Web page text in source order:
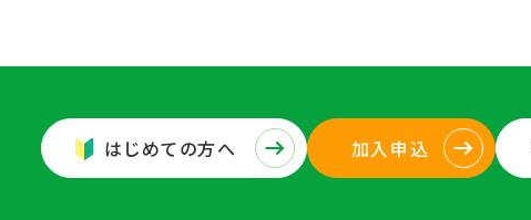
はじめての方へ 加入申込